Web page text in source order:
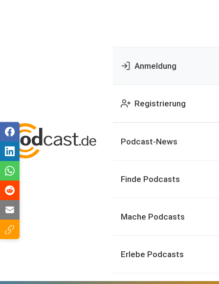
Anmeldung
Registrierung
Podcast-News
Finde Podcasts
Mache Podcasts
Erlebe Podcasts